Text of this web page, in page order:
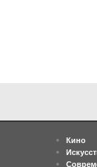
Кино